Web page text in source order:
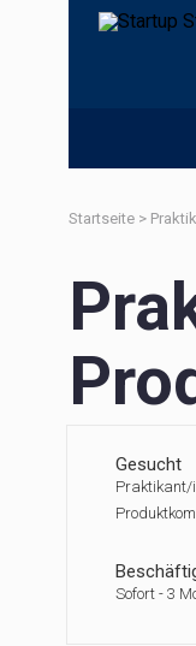
Startseite >
Gesucht
Praktikant/
Sofort - 3